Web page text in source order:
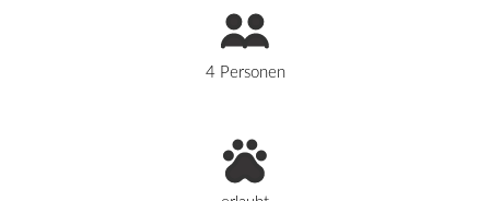
4 Personen